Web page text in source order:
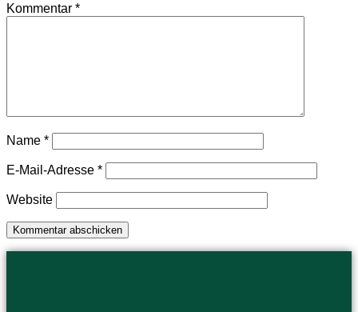
Kommentar *
Name *
E-Mail-Adresse *
Website